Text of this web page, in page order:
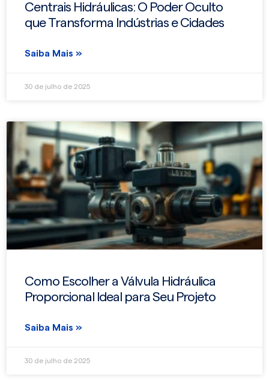
Centrais Hidráulicas: O Poder Oculto
que Transforma Indústrias e Cidades
Saiba Mais »
30 de julho de 2025
Como Escolher a Válvula Hidráulica
Proporcional Ideal para Seu Projeto
Saiba Mais »
30 de julho de 2025